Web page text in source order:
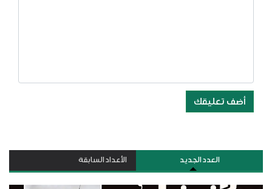
أضف تعليقك
العدد الجديد الأعداد السابقة